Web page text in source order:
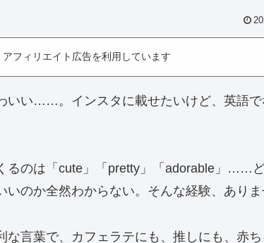
アフィリエイト広告を利用しています
いい……。インスタに載せたいけど、英語
るのは「cute」「pretty」「adorable」……ど
のか全然わからない。そんな経験、ありま
な言葉で、カフェラテにも、推しにも、赤